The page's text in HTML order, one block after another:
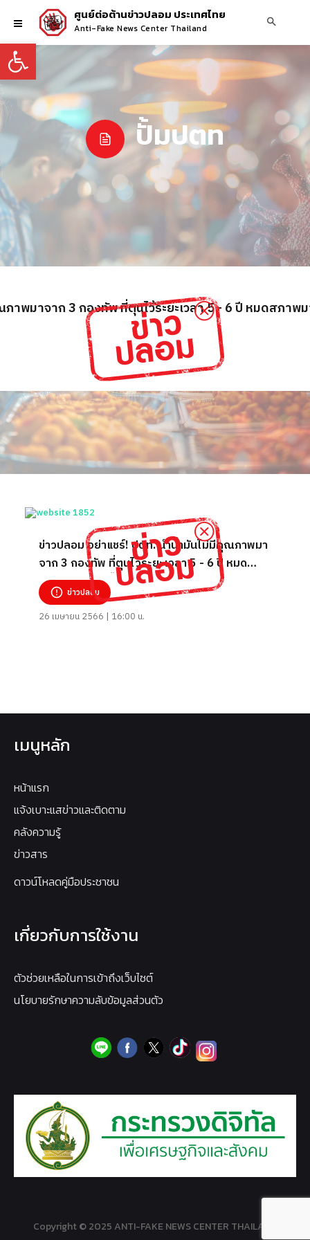
Open toolbar
ศูนย์ต่อต้านข่าวปลอม ประเทศไทย
Anti-Fake News Center Thailand
ปั้มปตท
พมาจาก 3 กองทัพ ที่ตุนไว้ระยะเวลา 5 - 6 ปี หมดสภาพ
ข่าวปลอม อย่าแชร์! ปตท. นำน้ำมันไม่มีคุณภาพมา
จาก 3 กองทัพ ที่ตุนไว้ระยะเวลา 5 - 6 ปี หมด
สภาพมาให้ตามปั๊มต่าง ๆ
ข่าวปลอม
26 เมษายน 2566 | 16:00 น.
เมนูหลัก
หน้าแรก
แจ้งเบาะแสข่าวและติดตาม
คลังความรู้
ข่าวสาร
ดาวน์โหลดคู่มือประชาชน
เกี่ยวกับการใช้งาน
ตัวช่วยเหลือในการเข้าถึงเว็บไซต์
นโยบายรักษาความลับข้อมูลส่วนตัว
Copyright © 2025 ANTI-FAKE NEWS CENTER THAILAND